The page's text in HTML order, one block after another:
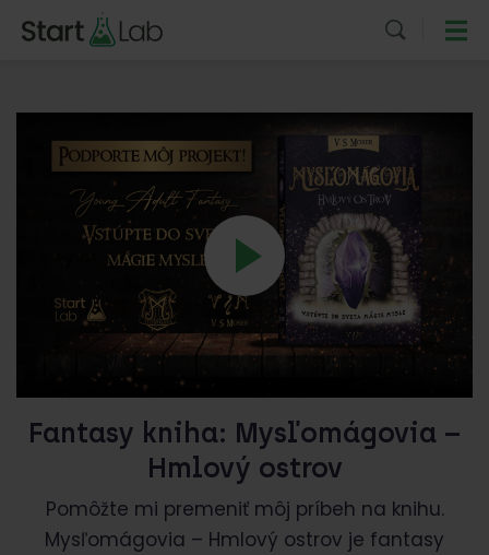
Fantasy kniha: Mysľomágovia –
Hmlový ostrov
Pomôžte mi premeniť môj príbeh na knihu.
Mysľomágovia – Hmlový ostrov je fantasy